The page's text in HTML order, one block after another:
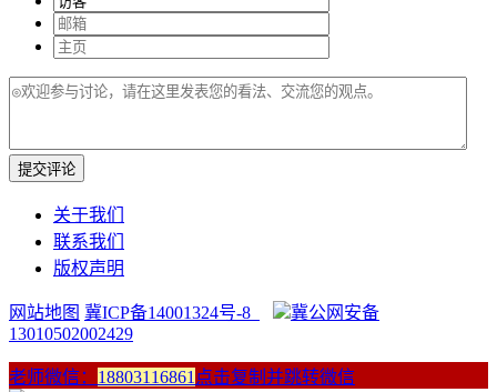
提交评论
关于我们
联系我们
版权声明
网站地图 冀ICP备14001324号-8
冀公网安备
13010502002429
老师微信： 18803116861 点击复制并跳转微信